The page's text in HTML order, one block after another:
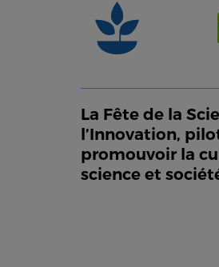
La Fête de la
l’Innovation,
promouvoir la
science et